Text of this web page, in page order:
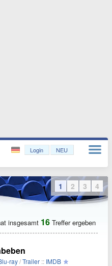
Login NEU
insgesamt 16 Treffer ergeben
ray/Trailer :: IMDB
1 2 3 4